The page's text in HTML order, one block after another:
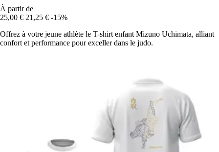
À partir de
25,00 € 21,25 € -15%
Offrez à votre jeune athlète le T-shirt enfant Mizuno Uchimata, alliant
confort et performance pour exceller dans le judo.